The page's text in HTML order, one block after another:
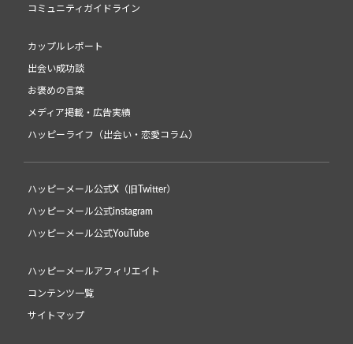
コミュニティガイドライン
カップルレポート
出会い成功談
お褒めの言葉
メディア掲載・広告実績
ハッピーライフ（出会い・恋愛コラム）
ハッピーメール公式X（旧Twitter）
ハッピーメール公式instagram
ハッピーメール公式YouTube
ハッピーメールアフィリエイト
コンテンツ一覧
サイトマップ